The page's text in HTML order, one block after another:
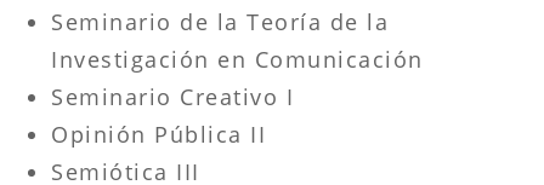
Seminario de la Teoría de la
Investigación en Comunicación
Seminario Creativo I
Opinión Pública II
Semiótica III